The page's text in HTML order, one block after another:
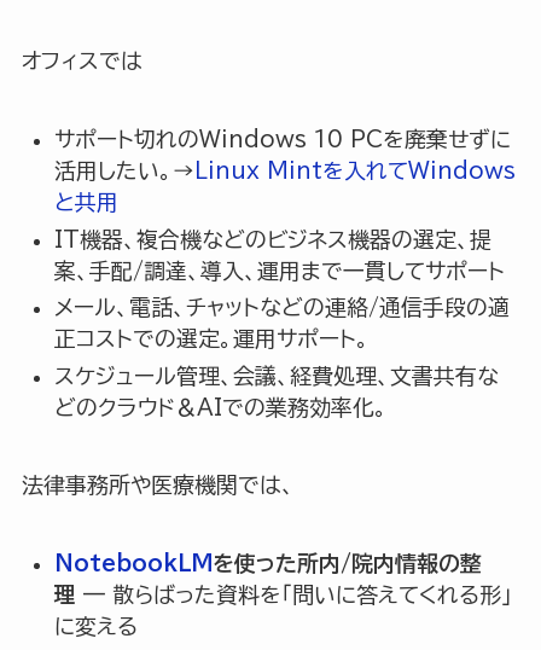
オフィスでは
サポート切れのWindows 10 PCを廃棄せずに
活用したい。→ Linux Mintを入れてWindows
と共用
IT機器、複合機などのビジネス機器の選定、提
案、手配/調達、導入、運用まで一貫してサポート
メール、電話、チャットなどの連絡/通信手段の適
正コストでの選定。運用サポート。
スケジュール管理、会議、経費処理、文書共有な
どのクラウド＆AIでの業務効率化。
法律事務所や医療機関では、
NotebookLM を使った所内/院内情報の整
理 — 散らばった資料を「問いに答えてくれる形」
に変える